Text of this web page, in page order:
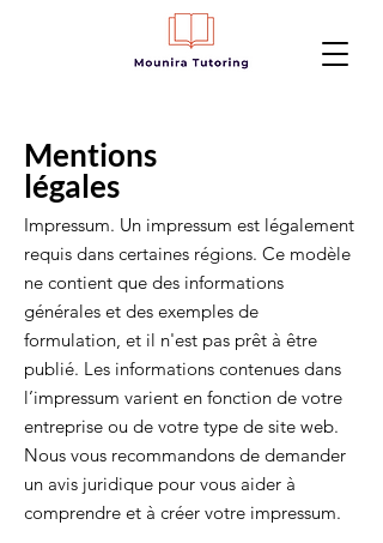
Mentions
légales
Impressum. Un impressum est légalement
requis dans certaines régions. Ce modèle
ne contient que des informations
générales et des exemples de
formulation, et il n'est pas prêt à être
publié. Les informations contenues dans
l’impressum varient en fonction de votre
entreprise ou de votre type de site web.
Nous vous recommandons de demander
un avis juridique pour vous aider à
comprendre et à créer votre impressum.